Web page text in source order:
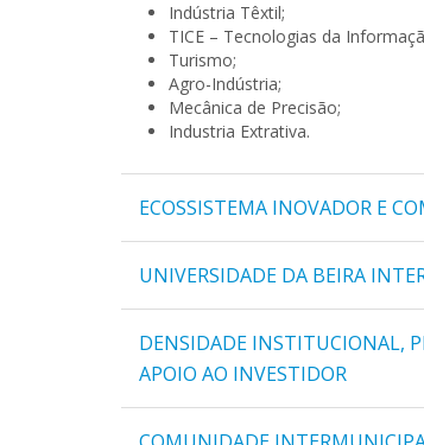
Indústria Têxtil;
TICE – Tecnologias da
Turismo;
Agro-Indústria;
Mecânica de Precisão;
Industria Extrativa.
ECOSSISTEMA INOVADOR E
UNIVERSIDADE DA BEIRA
DENSIDADE INSTITUCIONAL,
APOIO AO INVESTIDOR